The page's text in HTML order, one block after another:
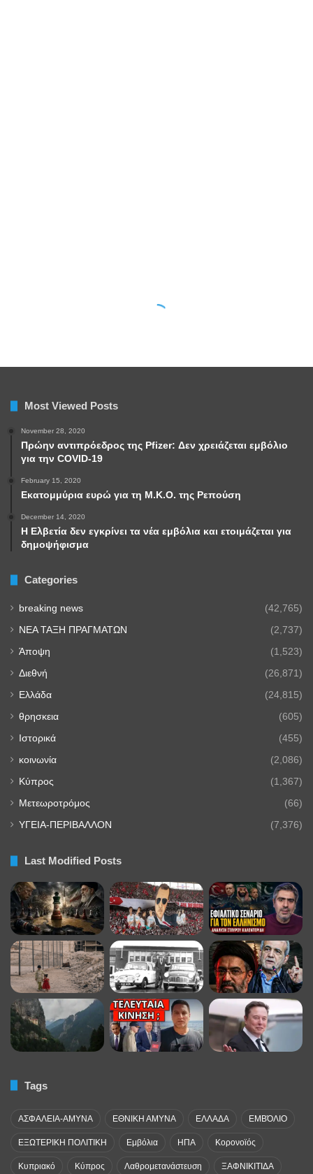
Most Viewed Posts
November 28, 2020
Πρώην αντιπρόεδρος της Pfizer: Δεν χρειάζεται εμβόλιο
για την COVID-19
February 15, 2020
Εκατομμύρια ευρώ για τη Μ.Κ.Ο. της Ρεπούση
December 14, 2020
Η Ελβετία δεν εγκρίνει τα νέα εμβόλια και ετοιμάζεται για
δημοψήφισμα
Categories
breaking news (42,765)
NEA TAΞΗ ΠΡΑΓΜΑΤΩΝ (2,737)
Άποψη (1,523)
Διεθνή (26,871)
Ελλάδα (24,815)
θρησκεια (605)
Ιστορικά (455)
κοινωνία (2,086)
Κύπρος (1,367)
Μετεωροτρόμος (66)
ΥΓΕΙΑ-ΠΕΡΙΒΑΛΛΟΝ (7,376)
Last Modified Posts
Tags
ΑΣΦΑΛΕΙΑ-ΑΜΥΝΑ ΕΘΝΙΚΗ ΑΜΥΝΑ ΕΛΛΑΔΑ ΕΜΒΌΛΙΟ
ΕΞΩΤΕΡΙΚΗ ΠΟΛΙΤΙΚΗ Εμβόλια ΗΠΑ Κορονοϊός
Κυπριακό Κύπρος Λαθρομετανάστευση ΞΑΦΝΙΚΙΤΙΔΑ